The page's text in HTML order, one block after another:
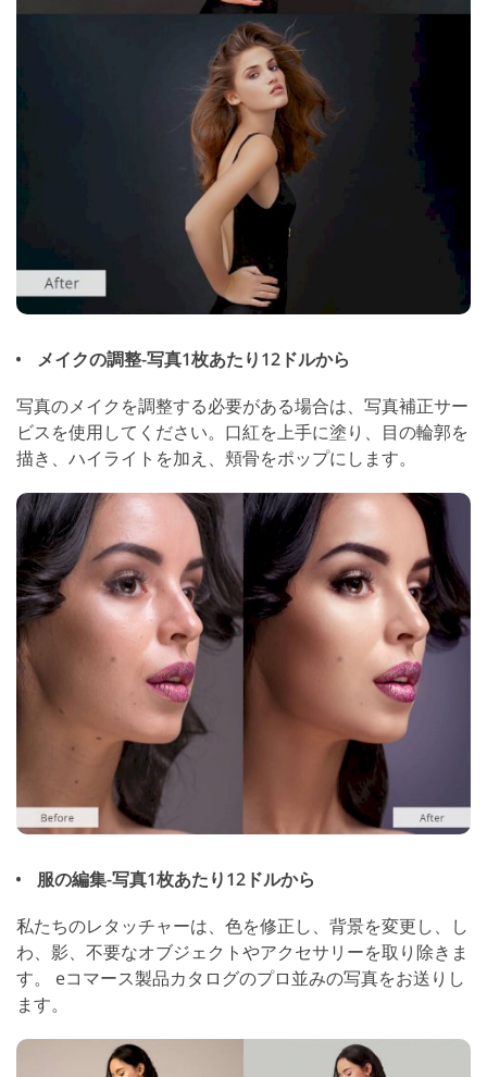
メイクの調整-写真1枚あたり12ドルから
写真のメイクを調整する必要がある場合は、写真補正サー
ビスを使用してください。口紅を上手に塗り、目の輪郭を
描き、ハイライトを加え、頬骨をポップにします。
服の編集-写真1枚あたり12ドルから
私たちのレタッチャーは、色を修正し、背景を変更し、し
わ、影、不要なオブジェクトやアクセサリーを取り除きま
す。 eコマース製品カタログのプロ並みの写真をお送りし
ます。